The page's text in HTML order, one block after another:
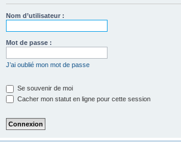
Nom d’utilisateur :
Mot de passe :
J’ai oublié mon mot de passe
Se souvenir de moi
Cacher mon statut en ligne pour cette session